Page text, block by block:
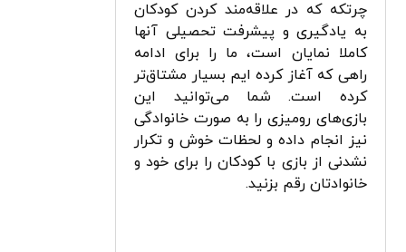
چرتکه که در علاقه‌­مند کردن کودکان
به یادگیری و پیشرفت تحصیلی آنها
کاملا نمایان است، ما را برای ادامه
راهی که آغاز کرده ایم بسیار مشتاق­‌تر
کرده است. شما می‌­توانید این
بازی‌های رومیزی را به صورت خانوادگی
نیز انجام داده و لحظات خوش و تکرار
نشدنی از بازی با کودکان را برای خود و
خانوادتان رقم بزنید.